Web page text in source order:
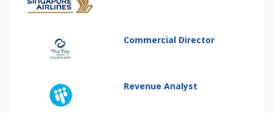
Commercial Director
Revenue Analyst